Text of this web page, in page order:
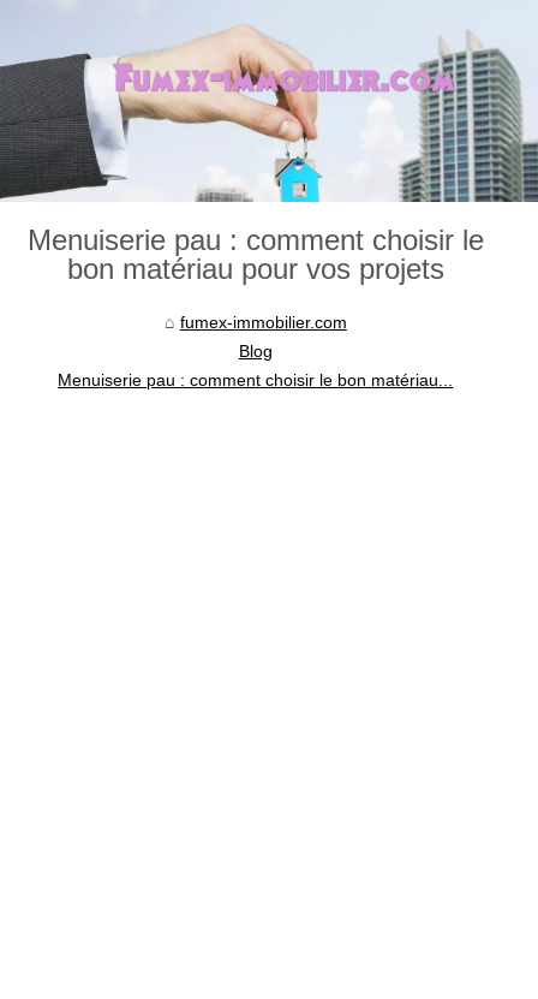
Menuiserie pau : comment choisir le
bon matériau pour vos projets
fumex-immobilier.com
Blog
Menuiserie pau : comment choisir le bon matériau...